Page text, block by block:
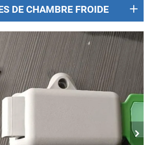
DE CHAMBRE FROIDE